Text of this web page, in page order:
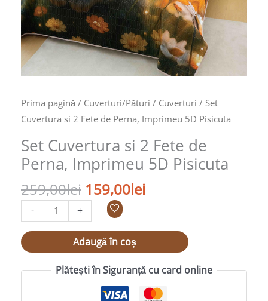
Prima pagină/ Cuverturi/Pături / Cuverturi / Set
Cuvertura si 2 Fete de Perna, Imprimeu 5D Pisicuta
Set Cuvertura si 2 Fete de
Perna, Imprimeu 5D Pisicuta
259,00lei 159,00lei
-
Pisicuta
+
Adaugă în coș
Plătești în Siguranță cu card online